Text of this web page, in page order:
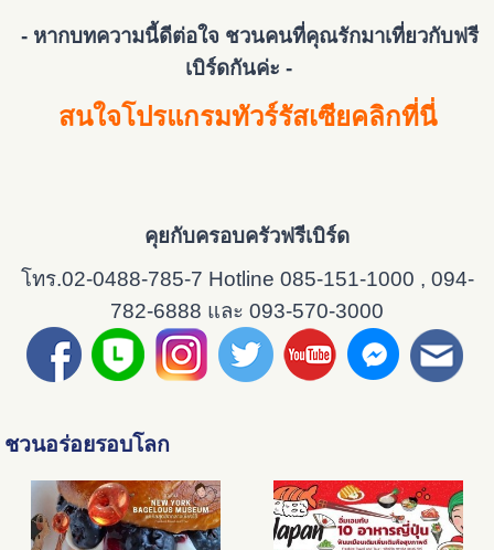
- หากบทความนี้ดีต่อใจ ชวนคนที่คุณรักมาเที่ยวกับฟรี
เบิร์ดกันค่ะ -
สนใจโปรแกรมทัวร์รัสเซียคลิกที่นี่
คุยกับครอบครัวฟรีเบิร์ด
โทร.02-0488-785-7 Hotline 085-151-1000 , 094-
782-6888 และ 093-570-3000
ชวนอร่อยรอบโลก